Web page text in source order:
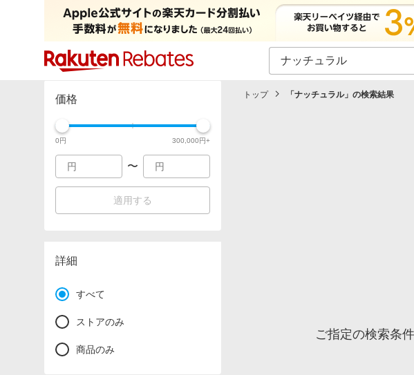
カテゴリー一覧 イベント一覧 ショッピン
価格
0円 300,000円+
〜
適用する
詳細
すべて
ストアのみ
商品のみ
トップ 「 ナッチュラル」の検索結果
ご指定の検索条